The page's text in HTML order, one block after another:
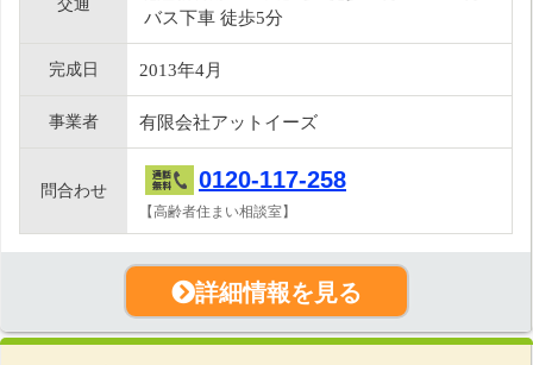
交通
バス下車 徒歩5分
完成日 2013年4月
事業者 有限会社アットイーズ
問合わせ 0120-117-258
【高齢者住まい相談室】
詳細情報を見る